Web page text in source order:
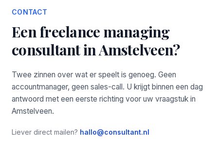
CONTACT
Een freelance managing
consultant in Amstelveen?
Twee zinnen over wat er speelt is genoeg. Geen
accountmanager, geen sales-call. U krijgt binnen een dag
antwoord met een eerste richting voor uw vraagstuk in
Amstelveen.
Liever direct mailen? hallo@consultant.nl